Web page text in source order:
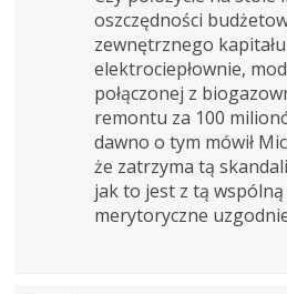
oszczędności
zewnętrznego
elektrociepłownie,
połączonej z
remontu za 100
dawno o tym mówił
że zatrzyma tą
jak to jest z tą wspólną
merytoryczne